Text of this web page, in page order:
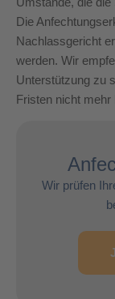
Die
Nachlassgericht
werden. Wir
Unterstützung zu
Fristen nicht mehr
Wir prüfen